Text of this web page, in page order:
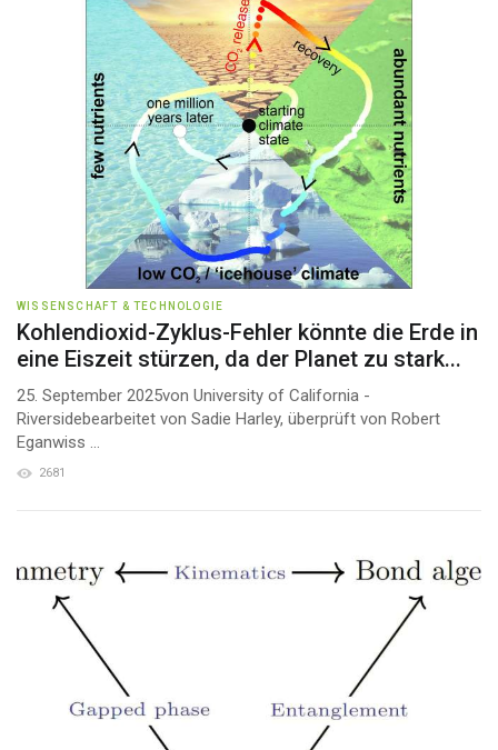
WISSENSCHAFT & TECHNOLOGIE
Kohlendioxid-Zyklus-Fehler könnte die Erde in
eine Eiszeit stürzen, da der Planet zu stark...
25. September 2025von University of California -
Riversidebearbeitet von Sadie Harley, überprüft von Robert
Eganwiss ...
2681